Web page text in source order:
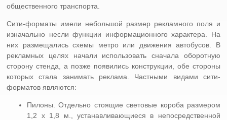
общественного транспорта.
Сити-форматы имели небольшой размер рекламного поля и
изначально несли функции информационного характера. На
них размещались схемы метро или движения автобусов. В
рекламных целях начали использовать сначала оборотную
сторону стенда, а позже появились конструкции, обе стороны
которых стала занимать реклама. Частными видами сити-
форматов являются:
Пилоны. Отдельно стоящие световые короба размером
1,2 x 1,8 м., устанавливающиеся в непосредственной